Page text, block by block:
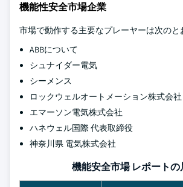
機能性安全市場企業
市場で動作する主要なプレーヤーは次のと
ABBについて
シュナイダー電気
シーメンス
ロックウェルオートメーション株式会社
エマーソン電気株式会社
ハネウェル国際 代表取締役
神奈川県 電気株式会社
機能安全市場 レポートの